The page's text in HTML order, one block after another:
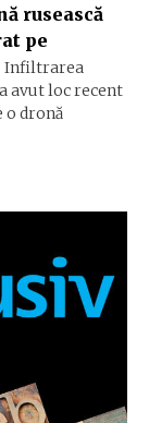
rusească
pe
Infiltrarea
avut loc recent
o dronă